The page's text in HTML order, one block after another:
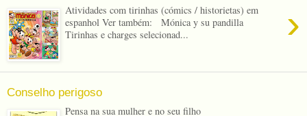
›
Atividades com tirinhas (cómics / historietas) em
espanhol Ver também: Mónica y su pandilla
Tirinhas e charges selecionad...
Conselho perigoso
Pensa na sua mulher e no seu filho